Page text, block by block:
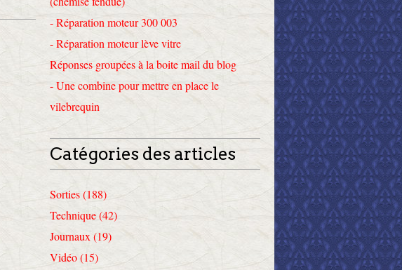
- Réparation moteur 300 003
- Réparation moteur lève vitre
Réponses groupées à la boite mail du blog
- Une combine pour mettre en place le
vilebrequin
Catégories des articles
Sorties (188)
Technique (42)
Journaux (19)
Vidéo (15)